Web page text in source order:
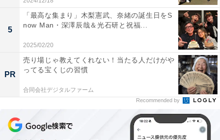
5
「最高な集まり」木梨憲武、奈緒の誕生日をS
now Man・深澤辰哉＆光石研と祝福...
2025/02/20
PR
売り場じゃ教えてくれない！当たる人だけがや
ってる宝くじの習慣
合同会社デジタルファーム
Recommended by